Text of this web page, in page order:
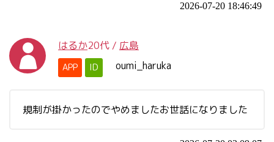
2026-07-20 18:46:49
はるか20代 / 広島
APP ID oumi_haruka
規制が掛かったのでやめましたお世話になりました